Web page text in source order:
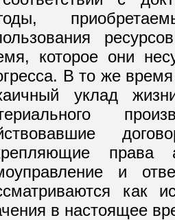
которое они
В то же
уклад
и
как
в настоящее